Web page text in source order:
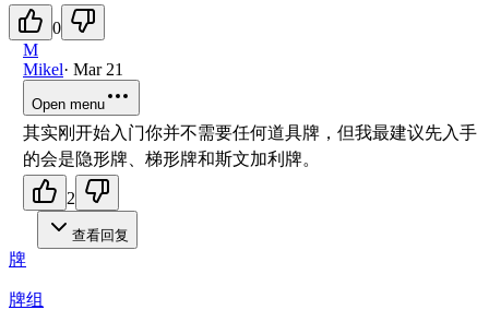
0
M
Mikel· Mar 21
Open menu
其实刚开始入门你并不需要任何道具牌，但我最建议先入手
的会是隐形牌、梯形牌和斯文加利牌。
2
查看回复
牌
牌组